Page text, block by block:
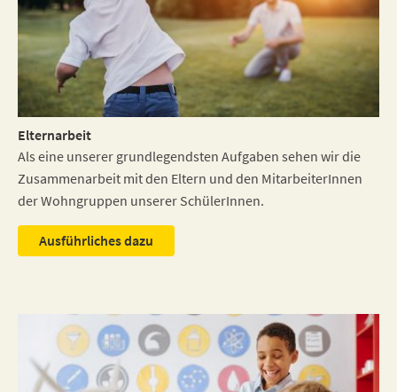
Elternarbeit
Als eine unserer grundlegendsten Aufgaben sehen wir die
Zusammenarbeit mit den Eltern und den MitarbeiterInnen
der Wohngruppen unserer SchülerInnen.
Ausführliches dazu